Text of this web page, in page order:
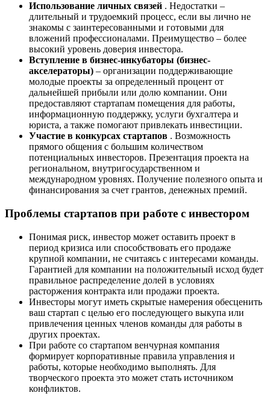
Использование личных связей . Недостатки –
длительный и трудоемкий процесс, если вы лично не
знакомы с заинтересованными и готовыми для
вложений профессионалами. Преимущество – более
высокий уровень доверия инвестора.
Вступление в бизнес-инкубаторы (бизнес-
акселераторы) – организации поддерживающие
молодые проекты за определенный процент от
дальнейшей прибыли или долю компании. Они
предоставляют стартапам помещения для работы,
информационную поддержку, услуги бухгалтера и
юриста, а также помогают привлекать инвестиции.
Участие в конкурсах стартапов . Возможность
прямого общения с большим количеством
потенциальных инвесторов. Презентация проекта на
региональном, внутригосударственном и
международном уровнях. Получение полезного опыта и
финансирования за счет грантов, денежных премий.
Проблемы стартапов при работе с инвестором
Понимая риск, инвестор может оставить проект в
период кризиса или способствовать его продаже
крупной компании, не считаясь с интересами команды.
Гарантией для компании на положительный исход будет
правильное распределение долей в условиях
расторжения контракта или продажи проекта.
Инвесторы могут иметь скрытые намерения обесценить
ваш стартап с целью его последующего выкупа или
привлечения ценных членов команды для работы в
других проектах.
При работе со стартапом венчурная компания
формирует корпоративные правила управления и
работы, которые необходимо выполнять. Для
творческого проекта это может стать источником
конфликтов.